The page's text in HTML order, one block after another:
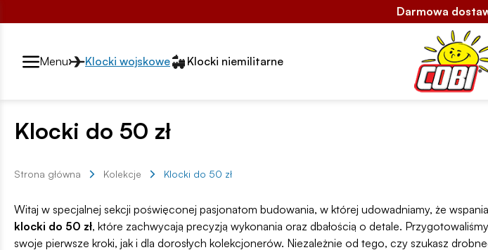
Darmowa
Przełącznik segmentów2
Menu Klocki wojskowe Klocki niemilitarne
Klocki do 50 zł
Strona główna Kolekcje Klocki do 50 zł
Witaj w specjalnej sekcji poświęconej pasjonatom budowania, w której udowadniamy, że
klocki do 50 zł, które zachwycają precyzją wykonania oraz dbałością o detale.
swoje pierwsze kroki, jak i dla dorosłych kolekcjonerów. Niezależnie od tego, czy szukasz